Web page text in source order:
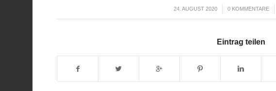
24. AUGUST 2020
/ 0 KOMMENTARE
/
Eintrag teilen